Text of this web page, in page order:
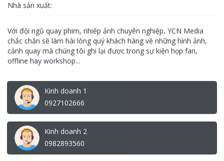
Nhà sản xuất:
Với đội ngũ quay phim, nhiếp ảnh chuyên nghiệp, YCN Media
chắc chắn sẽ làm hài lòng quý khách hàng về những hình ảnh,
cảnh quay mà chúng tôi ghi lại được trong sự kiện họp fan,
offline hay workshop...
Kinh doanh 1
0927102666
Kinh doanh 2
0982893560